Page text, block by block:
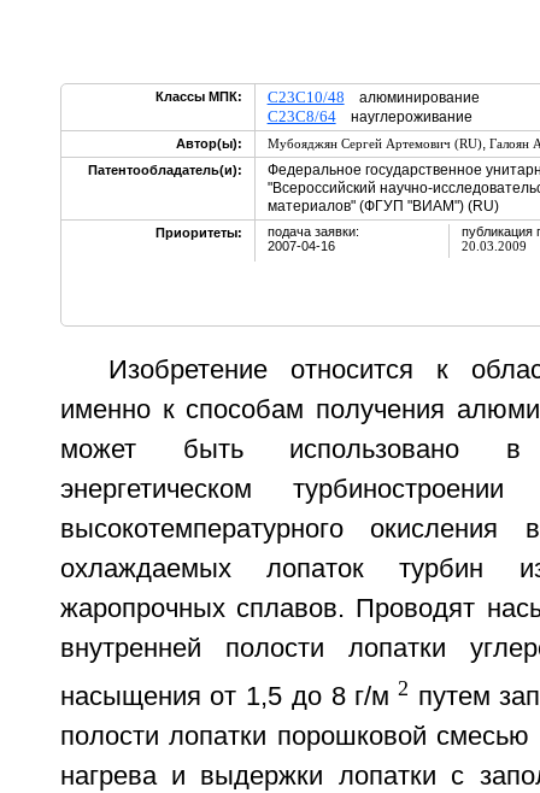
Классы МПК: C23C10/48 алюминирование
C23C8/64науглероживание
Автор(ы): Мубояджян Сергей Артемович (RU), Галоян
Патентообладатель(и):
Федеральное государственное
"Всероссийский научно-
материалов" (ФГУП "ВИАМ") (RU)
Приоритеты:
подача заявки:
2007-04-16
публикация
20.03.2009
Изобретение относится к
именно к способам получения
может быть использовано
энергетическом
высокотемпературного окисления
охлаждаемых лопаток турбин
жаропрочных сплавов. Проводят
внутренней полости лопатки
насыщения от 1,5 до 8 г/м 2 путем
полости лопатки порошковой смесью
нагрева и выдержки лопатки с